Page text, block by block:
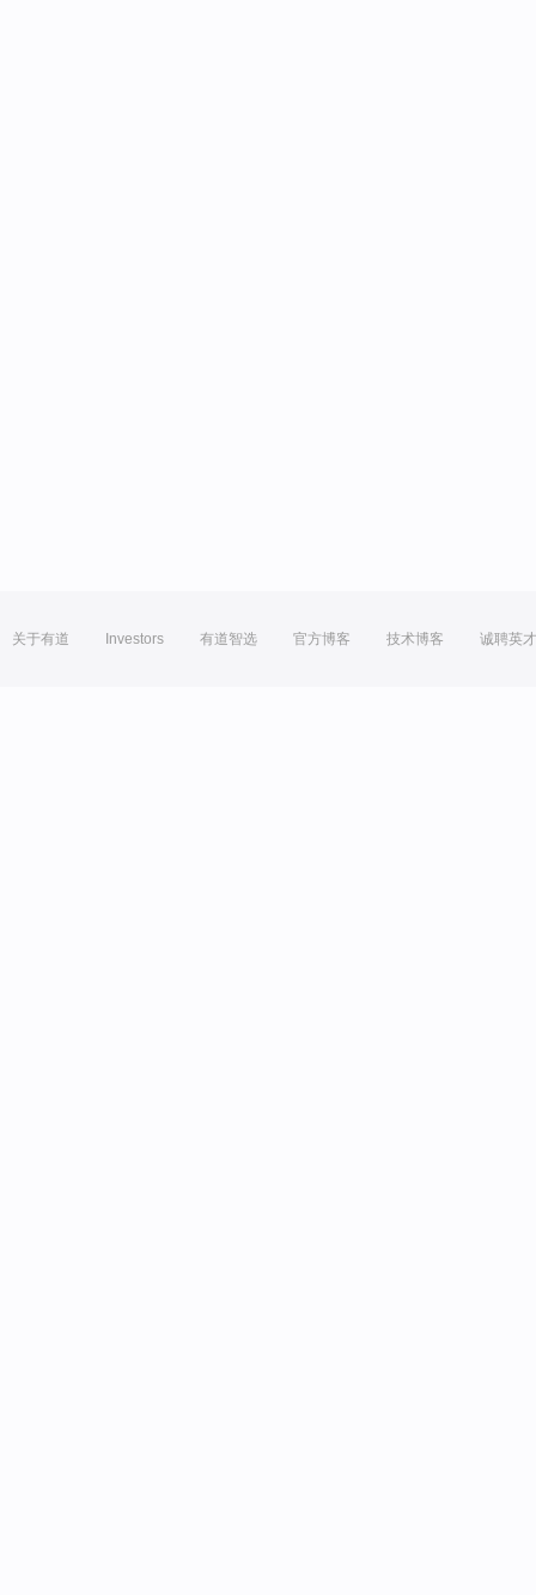
关于有道 Investors 有道智选 官方博客 技术博客 诚聘英才